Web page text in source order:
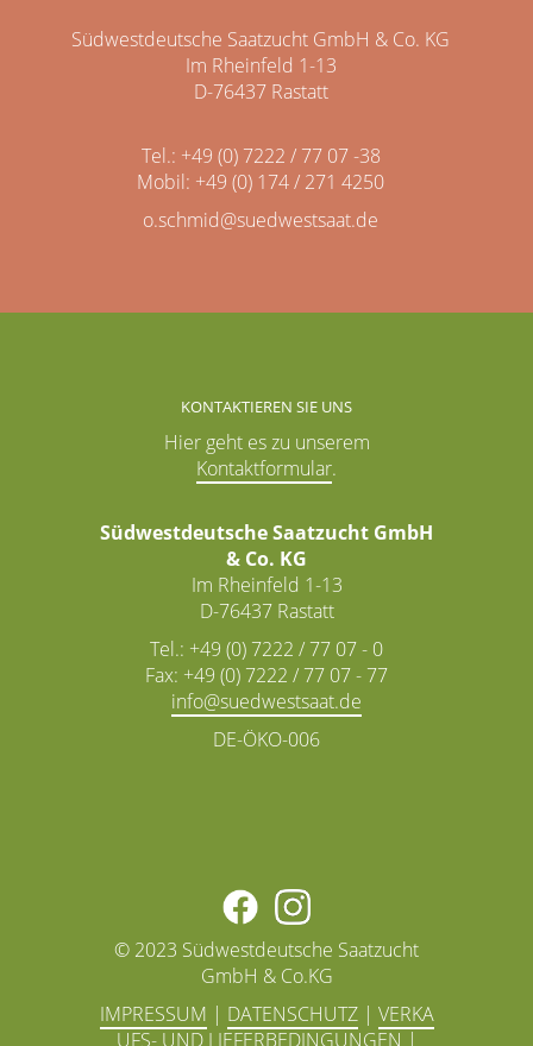
Südwestdeutsche Saatzucht GmbH & Co. KG
Im Rheinfeld 1-13
D-76437 Rastatt
Tel.: +49 (0) 7222 / 77 07 -38
Mobil: +49 (0) 174 / 271 4250
o.schmid@suedwestsaat.de
KONTAKTIEREN SIE UNS
Hier geht es zu unserem
Kontaktformular.
Südwestdeutsche Saatzucht GmbH
& Co. KG
Im Rheinfeld 1-13
D-76437 Rastatt
Tel.: +49 (0) 7222 / 77 07 - 0
Fax: +49 (0) 7222 / 77 07 - 77
info@
DE-ÖKO-006
© 2023 Südwestdeutsche Saatzucht
GmbH & Co.KG
IMPRESSUM | DATENSCHUTZ| VERKA
UFS- UND LIEFERBEDINGUNGEN |